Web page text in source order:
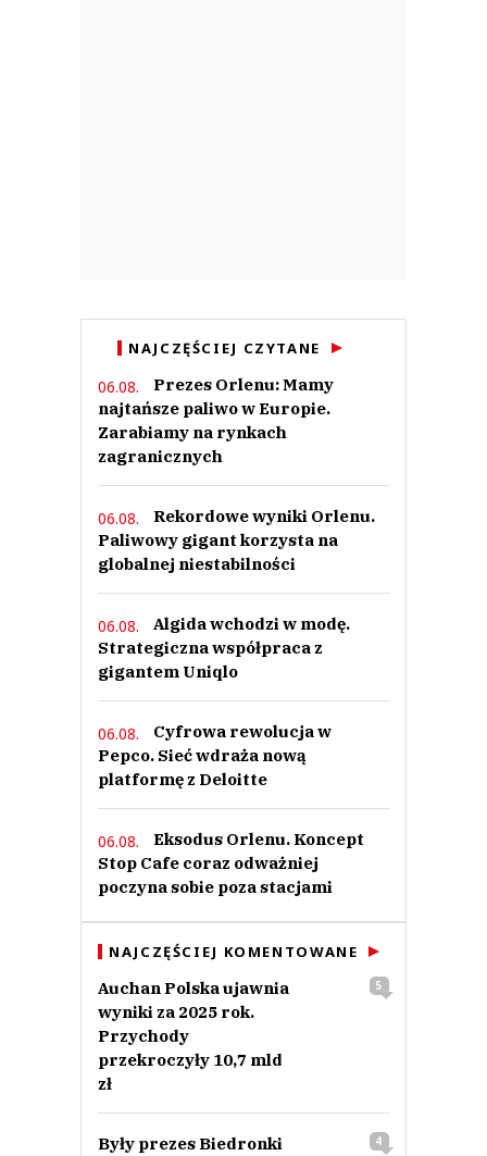
NAJCZĘŚCIEJ CZYTANE
06.08.
Prezes Orlenu: Mamy
najtańsze paliwo w Europie.
Zarabiamy na rynkach
zagranicznych
06.08.
Rekordowe wyniki Orlenu.
Paliwowy gigant korzysta na
globalnej niestabilności
06.08.
Algida wchodzi w modę.
Strategiczna współpraca z
gigantem Uniqlo
06.08.
Cyfrowa rewolucja w
Pepco. Sieć wdraża nową
platformę z Deloitte
06.08.
Eksodus Orlenu. Koncept
Stop Cafe coraz odważniej
poczyna sobie poza stacjami
NAJCZĘŚCIEJ KOMENTOWANE
Auchan Polska ujawnia
wyniki za 2025 rok.
Przychody
przekroczyły 10,7 mld
zł
5
Były prezes Biedronki
4